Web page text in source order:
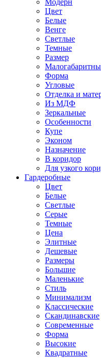
Модерн
Цвет
Белые
Венге
Светлые
Темные
Размер
Форма
Угловые
Отделка и
Из МДФ
Зеркальные
Особенности
Купе
Эконом
Назначение
В коридор
Для узкого
Гардеробные
Цвет
Белые
Светлые
Серые
Темные
Цена
Элитные
Дешевые
Размеры
Большие
Маленькие
Стиль
Минимализм
Классические
Скандинавские
Современные
Форма
Высокие
Квадратные